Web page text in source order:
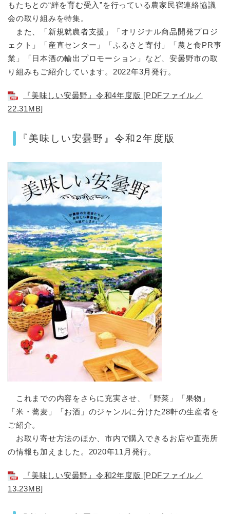
もたちとの“絆を育む受入”を行っている農家民宿連絡協議
会の取り組みを特集。
また、「新規就農者支援」「オリジナル商品開発プロジ
ェクト」「産直センター」「ふるさと寄付」「農と食PR事
業」「日本酒の輸出プロモーション」など、安曇野市の取
り組みもご紹介しています。2022年3月発行。
『美味しい安曇野』令和4年度版 [PDFファイル／
22.31MB]
『美味しい安曇野』令和2年度版
これまでの内容をさらに充実させ、「野菜」「果物」
「米・蕎麦」「お酒」のジャンルに分けた28軒の生産者を
ご紹介。
お取り寄せ方法のほか、市内で購入できるお店や直売所
の情報も加えました。2020年11月発行。
『美味しい安曇野』令和2年度版 [PDFファイル／
13.23MB]